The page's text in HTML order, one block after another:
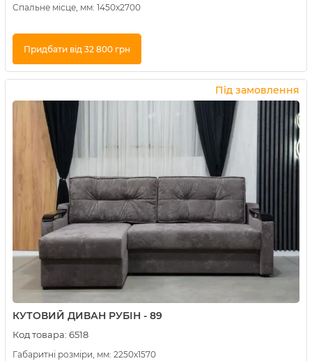
Спальне місце, мм: 1450х2700
Придбати від 32 800 грн
Купити в 1 клік
Під замовлення
КУТОВИЙ ДИВАН РУБІН - 89
Код товара: 6518
Габаритні розміри, мм: 2250х1570